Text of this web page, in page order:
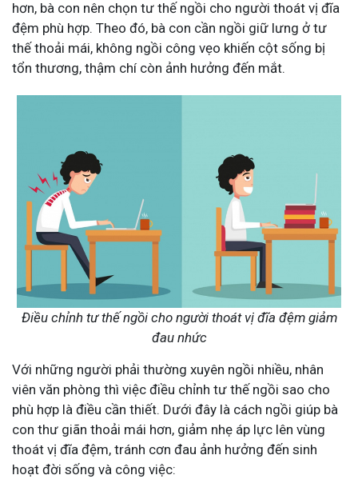
hơn, bà con nên chọn tư thế ngồi cho người thoát vị đĩa
đệm phù hợp. Theo đó, bà con cần ngồi giữ lưng ở tư
thế thoải mái, không ngồi công vẹo khiến cột sống bị
tổn thương, thậm chí còn ảnh hưởng đến mắt.
Điều chỉnh tư thế ngồi cho người thoát vị đĩa đệm giảm
đau nhức
Với những người phải thường xuyên ngồi nhiều, nhân
viên văn phòng thì việc điều chỉnh tư thế ngồi sao cho
phù hợp là điều cần thiết. Dưới đây là cách ngồi giúp bà
con thư giãn thoải mái hơn, giảm nhẹ áp lực lên vùng
thoát vị đĩa đệm, tránh cơn đau ảnh hưởng đến sinh
hoạt đời sống và công việc: